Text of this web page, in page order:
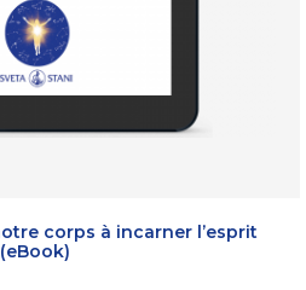
corps à incarner l’esprit
(eBook)